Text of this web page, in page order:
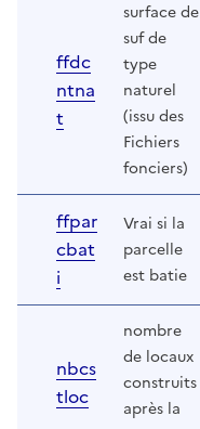
ffdc
ntna
t
surface de
suf de
type
naturel
(issu des
Fichiers
fonciers)
ffpar
cbat
i
Vrai si la
parcelle
est batie
nbcs
tloc
nombre
de locaux
construits
après la